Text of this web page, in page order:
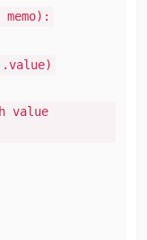
memo):
.value)
value